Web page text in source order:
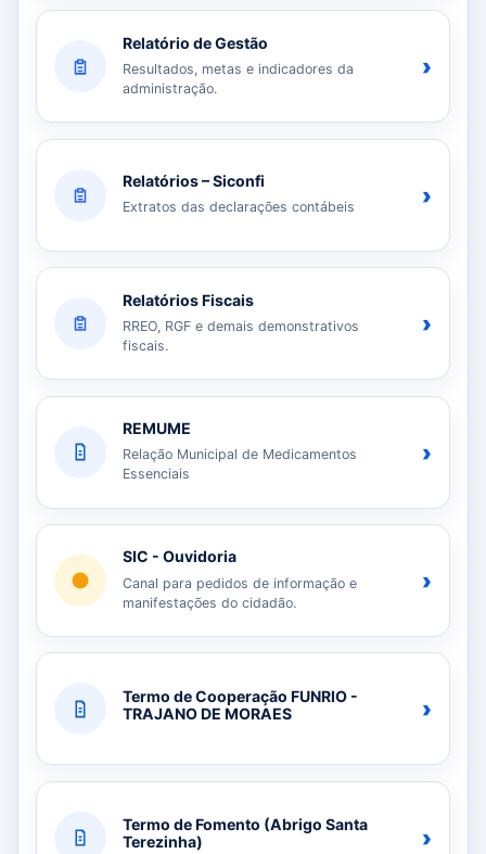
Relatório de Gestão
Resultados, metas e indicadores da
administração.
›
Relatórios – Siconfi
Extratos das declarações contábeis ›
Relatórios Fiscais
RREO, RGF e demais demonstrativos
fiscais.
›
REMUME
Relação Municipal de Medicamentos
Essenciais
›
SIC - Ouvidoria
Canal para pedidos de informação e
manifestações do cidadão.
›
Termo de Cooperação FUNRIO -
TRAJANO DE MORAES
›
Termo de Fomento (Abrigo Santa
Terezinha)
›